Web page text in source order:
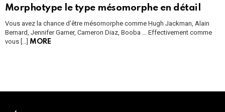
Morphotype le type mésomorphe en détail
Vous avez la chance d’être mésomorphe comme Hugh Jackman, Alain
Bernard, Jennifer Garner, Cameron Diaz, Booba … Effectivement comme
vous […]
MORE